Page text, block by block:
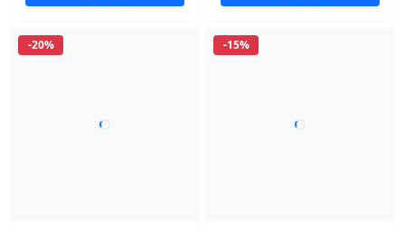
-20% -15%